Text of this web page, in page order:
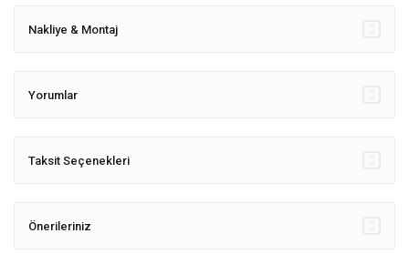
Nakliye & Montaj
Yorumlar
Taksit Seçenekleri
Önerileriniz